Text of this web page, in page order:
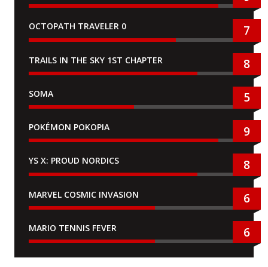
OCTOPATH TRAVELER 0 7
TRAILS IN THE SKY 1ST CHAPTER 8
SOMA 5
POKÉMON POKOPIA 9
YS X: PROUD NORDICS 8
MARVEL COSMIC INVASION 6
MARIO TENNIS FEVER 6